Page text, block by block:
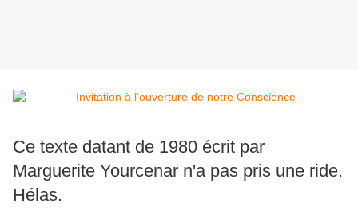
Ce texte datant de 1980 écrit par
Marguerite Yourcenar n'a pas pris une ride.
Hélas.